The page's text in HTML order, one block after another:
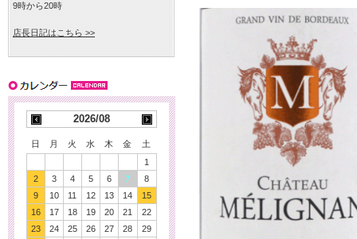
9時から20時
店長日記はこちら >>
2026/08
日 月 火 水 木 金
土
1
2
3 4 5 6 7
8
9
10 11 12 13 14
15
16
17 18 19 20 21
22
23
24 25 26 27 28
29